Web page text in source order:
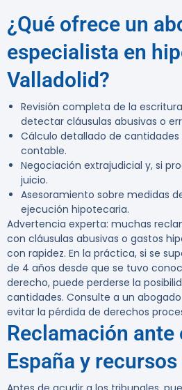
¿Qué ofrece un
especialista en
Valladolid?
Revisión completa de la
detectar cláusulas abusivas o
Cálculo detallado de
contable.
Negociación extrajudicial y, si
juicio.
Asesoramiento sobre medidas
ejecución hipotecaria.
Advertencia experta: muchas
con cláusulas abusivas o gastos
con rapidez. En la práctica, si se
de 4 años desde que se tuvo
derecho, puede perderse la
cantidades. Consulte a un
evitar la pérdida de derechos
Reclamación ante
España y